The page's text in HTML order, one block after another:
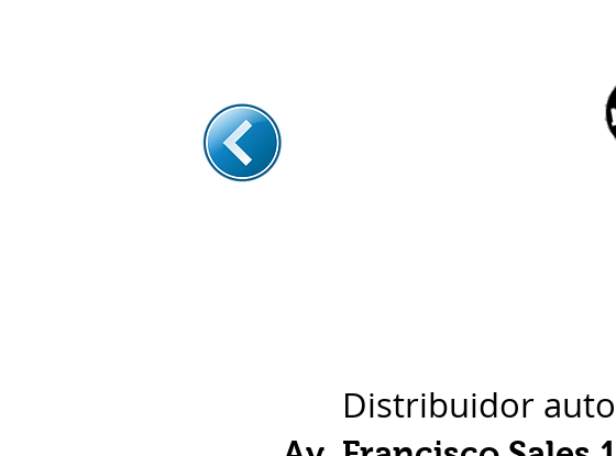
Distribuidor